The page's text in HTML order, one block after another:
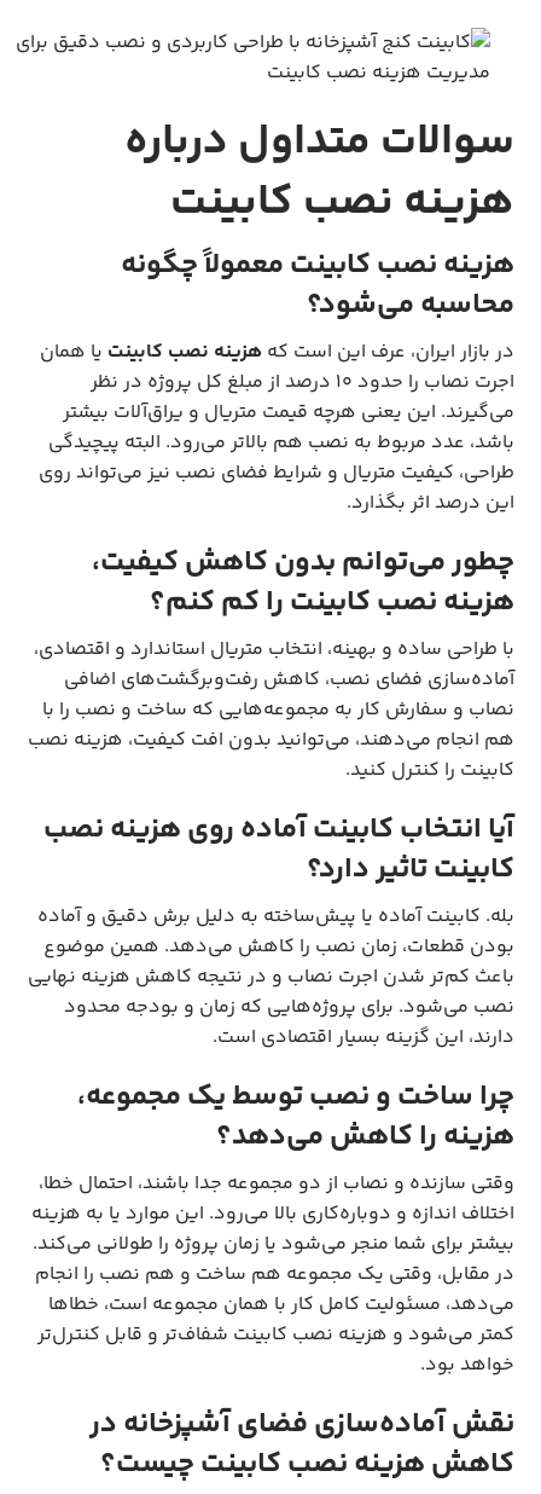
سوالات متداول درباره
هزینه نصب کابینت
هزینه نصب کابینت معمولاً چگونه
محاسبه می‌شود؟
در بازار ایران، عرف این است کههزینه نصب کابینت یا همان
اجرت نصاب را حدود ۱۰ درصد از مبلغ کل پروژه در نظر
می‌گیرند. این یعنی هرچه قیمت متریال و یراق‌آلات بیشتر
باشد، عدد مربوط به نصب هم بالاتر می‌رود. البته پیچیدگی
طراحی، کیفیت متریال و شرایط فضای نصب نیز می‌تواند روی
این درصد اثر بگذارد.
چطور می‌توانم بدون کاهش کیفیت،
هزینه نصب کابینت را کم کنم؟
با طراحی ساده و بهینه، انتخاب متریال استاندارد و اقتصادی،
آماده‌سازی فضای نصب، کاهش رفت‌وبرگشت‌های اضافی
نصاب و سفارش کار به مجموعه‌هایی که ساخت و نصب را با
هم انجام می‌دهند، می‌توانید بدون افت کیفیت، هزینه نصب
کابینت را کنترل کنید.
آیا انتخاب کابینت آماده روی هزینه نصب
کابینت تاثیر دارد؟
بله. کابینت آماده یا پیش‌ساخته به دلیل برش دقیق و آماده
بودن قطعات، زمان نصب را کاهش می‌دهد. همین موضوع
باعث کم‌تر شدن اجرت نصاب و در نتیجه کاهش هزینه نهایی
نصب می‌شود. برای پروژه‌هایی که زمان و بودجه محدود
دارند، این گزینه بسیار اقتصادی است.
چرا ساخت و نصب توسط یک مجموعه،
هزینه را کاهش می‌دهد؟
وقتی سازنده و نصاب از دو مجموعه جدا باشند، احتمال خطا،
اختلاف اندازه و دوباره‌کاری بالا می‌رود. این موارد یا به هزینه
بیشتر برای شما منجر می‌شود یا زمان پروژه را طولانی می‌کند.
در مقابل، وقتی یک مجموعه هم ساخت و هم نصب را انجام
می‌دهد، مسئولیت کامل کار با همان مجموعه است، خطاها
کمتر می‌شود و هزینه نصب کابینت شفاف‌تر و قابل کنترل‌تر
خواهد بود.
نقش آماده‌سازی فضای آشپزخانه در
کاهش هزینه نصب کابینت چیست؟